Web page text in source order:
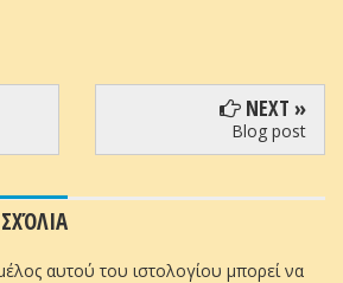
NEXT »
Blog post
αυτού του ιστολογίου μπορεί να